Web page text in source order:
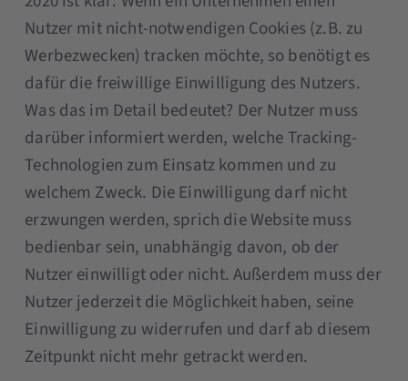
Nutzer mit nicht-notwendigen Cookies (z.B. zu
Werbezwecken) tracken möchte, so benötigt es
dafür die freiwillige Einwilligung des Nutzers.
Was das im Detail bedeutet? Der Nutzer muss
darüber informiert werden, welche Tracking-
Technologien zum Einsatz kommen und zu
welchem Zweck. Die Einwilligung darf nicht
erzwungen werden, sprich die Website muss
bedienbar sein, unabhängig davon, ob der
Nutzer einwilligt oder nicht. Außerdem muss der
Nutzer jederzeit die Möglichkeit haben, seine
Einwilligung zu widerrufen und darf ab diesem
Zeitpunkt nicht mehr getrackt werden.